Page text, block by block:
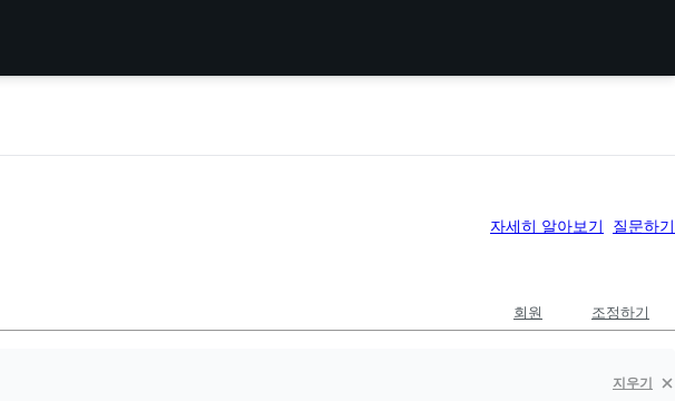
자세히 알아보기 질문하기
회원 조정하기
지우기